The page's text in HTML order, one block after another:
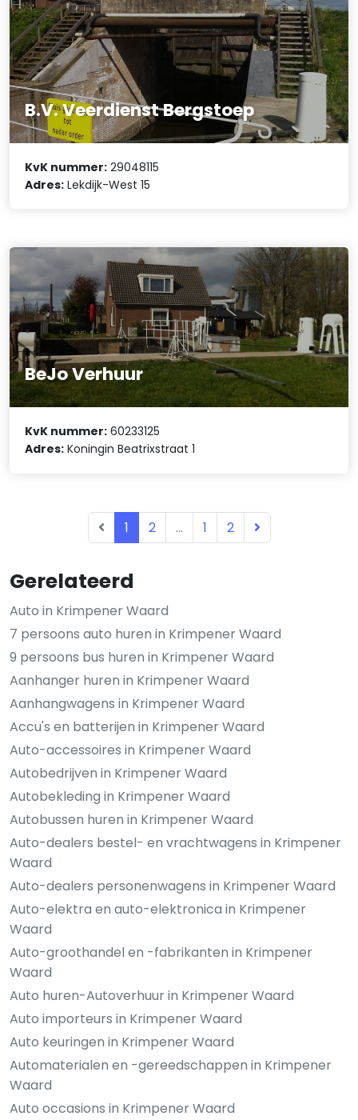
Gerelateerd
Auto in Krimpener Waard
7 persoons auto huren in Krimpener Waard
9 persoons bus huren in Krimpener Waard
Aanhanger huren in Krimpener Waard
Aanhangwagens in Krimpener Waard
Accu's en batterijen in Krimpener Waard
Auto-accessoires in Krimpener Waard
Autobedrijven in Krimpener Waard
Autobekleding in Krimpener Waard
Autobussen huren in Krimpener Waard
Auto-dealers bestel- en vrachtwagens in Krimpener
Waard
Auto-dealers personenwagens in Krimpener Waard
Auto-elektra en auto-elektronica in Krimpener
Waard
Auto-groothandel en -fabrikanten in Krimpener
Waard
Auto huren-Autoverhuur in Krimpener Waard
Auto importeurs in Krimpener Waard
Auto keuringen in Krimpener Waard
Automaterialen en -gereedschappen in Krimpener
Waard
Auto occasions in Krimpener Waard
B.V. Veerdienst Bergstoep
KvK nummer: 29048115
Adres: Lekdijk-West 15
BeJo Verhuur
KvK nummer: 60233125
Adres: Koningin Beatrixstraat 1
1 2 ... 1 2